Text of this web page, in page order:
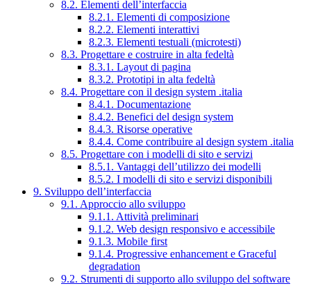
8.2. Elementi dell’interfaccia
8.2.1. Elementi di composizione
8.2.2. Elementi interattivi
8.2.3. Elementi testuali (microtesti)
8.3. Progettare e costruire in alta fedeltà
8.3.1. Layout di pagina
8.3.2. Prototipi in alta fedeltà
8.4. Progettare con il design system .italia
8.4.1. Documentazione
8.4.2. Benefici del design system
8.4.3. Risorse operative
8.4.4. Come contribuire al design system .italia
8.5. Progettare con i modelli di sito e servizi
8.5.1. Vantaggi dell’utilizzo dei modelli
8.5.2. I modelli di sito e servizi disponibili
9. Sviluppo dell’interfaccia
9.1. Approccio allo sviluppo
9.1.1. Attività preliminari
9.1.2. Web design responsivo e accessibile
9.1.3. Mobile first
9.1.4. Progressive enhancement e Graceful
degradation
9.2. Strumenti di supporto allo sviluppo del software